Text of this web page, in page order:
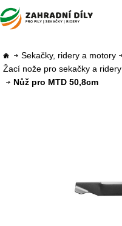
Sekačky, ridery a motory
Žací nože pro sekačky a ridery
Nůž pro MTD 50,8cm